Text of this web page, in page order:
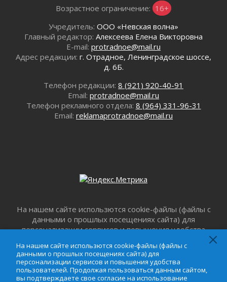
В Ленобласти открылась экспозиция к 150-
летию Билибина
01 августа 2026
Лето без гаджетов
01 августа 2026
01 августа 2026
Безмолвный крик о помощи
01 августа 2026
Не женское это дело...уверены?
01 августа 2026
Айда на пляж!
Один в поле — не воин
01 августа 2026
Пик топливного кризиса в регионе прошёл
Возрастное ограничение: 16+
Учредитель: ООО «Невская волна»
Главный редактор: Алексеева Елена Викторовна
E-mail: protradnoe@mail.ru
Адрес редакции: г. Отрадное, Ленинградское шоссе,
д. 6Б.
Телефон редакции: 8 (921) 920-40-91
Email: protradnoe@mail.ru
Телефон рекламного отдела: 8 (964) 331-96-31
Email: reklamaprotradnoe@mail.ru
На нашем сайте использются cookie-файлы (файлы с
данными о прошлых посещениях сайта) для
персонализации сервисов и повышения удобства
сайтом, вы подтверждаете свое согласие на
использование файлов cookie в соответствии с
настоящим уведомлением,Пользовательским
соглашениемиСоглашением о
На нашем сайте использются cookie-файлы (файлы с
данными о прошлых посещениях сайта) для
персонализации сервисов и повышения удобства
пользователей. Продолжая пользоваться данным сайтом,
вы подтверждаете свое согласие на использование